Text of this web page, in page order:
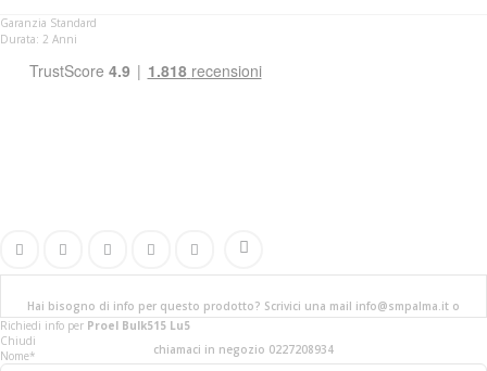
Garanzia Standard
Durata: 2 Anni
Hai bisogno di info per questo prodotto? Scrivici una mail info@smpalma.it o
chiamaci in negozio 0227208934
Richiedi info per Proel Bulk515 Lu5
Chiudi
Nome*